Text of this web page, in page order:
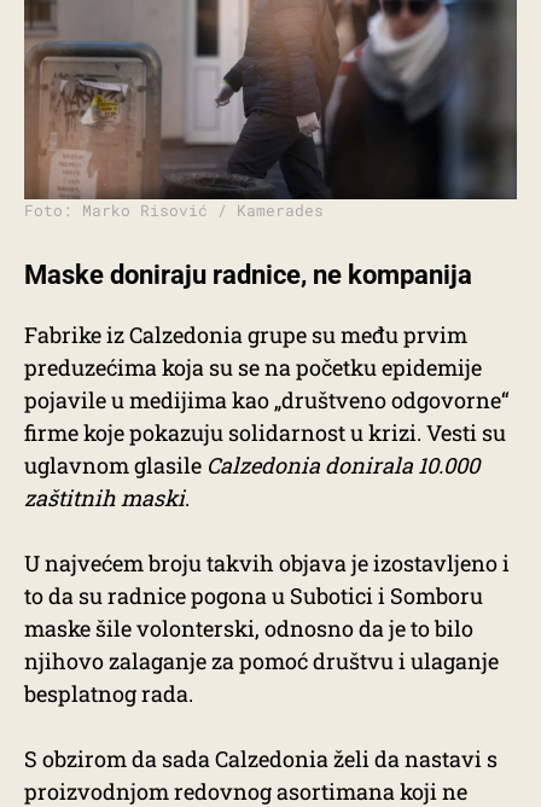
Foto: Marko Risović / Kamerades
Maske doniraju radnice, ne kompanija
Fabrike iz Calzedonia grupe su među prvim
preduzećima koja su se na početku epidemije
pojavile u medijima kao „društveno odgovorne“
firme koje pokazuju solidarnost u krizi. Vesti su
uglavnom glasile Calzedonia donirala 10.000
zaštitnih maski.
U najvećem broju takvih objava je izostavljeno i
to da su radnice pogona u Subotici i Somboru
maske šile volonterski, odnosno da je to bilo
njihovo zalaganje za pomoć društvu i ulaganje
besplatnog rada.
S obzirom da sada Calzedonia želi da nastavi s
proizvodnjom redovnog asortimana koji ne